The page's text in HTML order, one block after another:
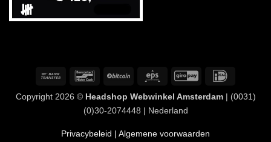
OverschrijvingBancontactBitCoin Eps GiroPay
Copyright 2026 © Headshop Webwinkel Amsterdam| (0031)
(0)30-2074448 | Nederland
Privacybeleid | Algemene voorwaarden